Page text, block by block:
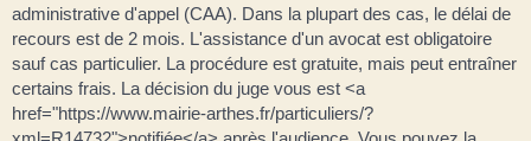
administrative d'appel (CAA). Dans la plupart des cas, le délai de
recours est de 2 mois. L'assistance d'un avocat est obligatoire
sauf cas particulier. La procédure est gratuite, mais peut entraîner
certains frais. La décision du juge vous est <a
href="https://www.mairie-arthes.fr/particuliers/?